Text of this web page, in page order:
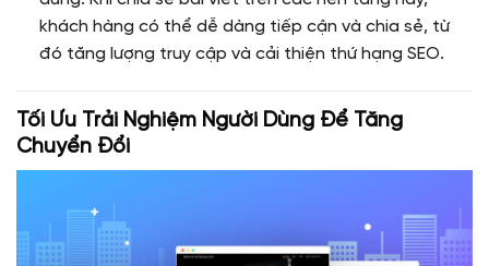
khách hàng có thể dễ dàng tiếp cận và chia sẻ, từ
đó tăng lượng truy cập và cải thiện thứ hạng SEO.
Tối Ưu Trải Nghiệm Người Dùng Để Tăng
Chuyển Đổi